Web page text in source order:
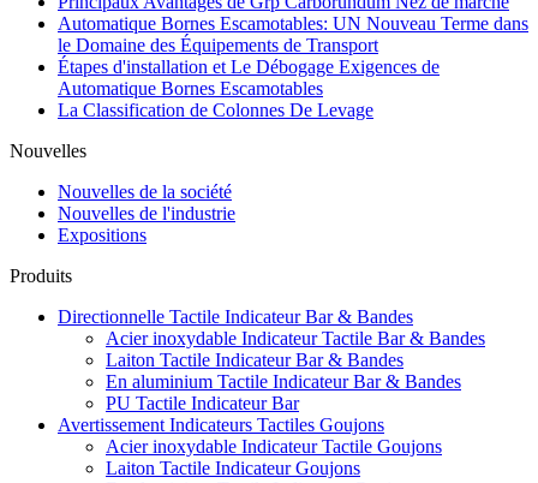
Automatique Bornes Escamotables: UN Nouveau Terme dans
le Domaine des Équipements de Transport
Étapes d'installation et Le Débogage Exigences de
Automatique Bornes Escamotables
La Classification de Colonnes De Levage
Nouvelles
Nouvelles de la société
Nouvelles de l'industrie
Expositions
Produits
Directionnelle Tactile Indicateur Bar & Bandes
Acier inoxydable Indicateur Tactile Bar & Bandes
Laiton Tactile Indicateur Bar & Bandes
En aluminium Tactile Indicateur Bar & Bandes
PU Tactile Indicateur Bar
Avertissement Indicateurs Tactiles Goujons
Acier inoxydable Indicateur Tactile Goujons
Laiton Tactile Indicateur Goujons